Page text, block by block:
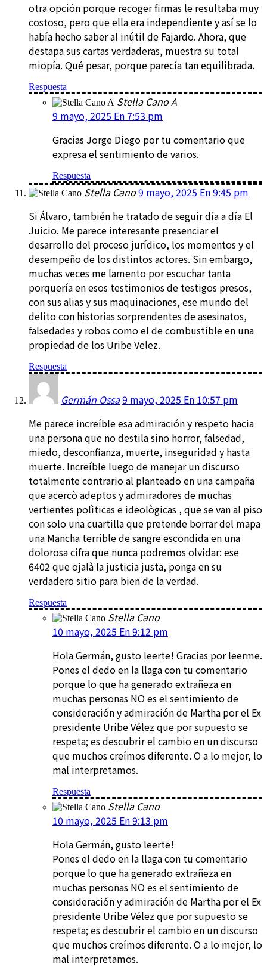
otra opción porque recoger firmas le resultaba muy
costoso, pero que ella era independiente y así se lo
había hecho saber al inútil de Fajardo. Ahora, que
destapa sus cartas verdaderas, muestra su total
miopía. Qué pesar, porque parecía tan equilibrada.
Respuesta
Stella Cano A
9 mayo, 2025 En 7:53 pm
Gracias Jorge Diego por tu comentario que
expresa el sentimiento de varios.
Respuesta
Stella Cano9 mayo, 2025 En 9:45 pm
Si Álvaro, también he tratado de seguir día a día El
Juicio. Me parece interesante presenciar el
desarrollo del proceso jurídico, los momentos y el
desempeño de los distintos actores. Sin embargo,
muchas veces me lamento por escuchar tanta
porquería en esos testimonios de testigos presos,
con sus alias y sus maquinaciones, ese mundo del
delito con historias sorprendentes de asesinatos,
falsedades y robos como el de combustible en una
propiedad de los Uribe Velez.
Respuesta
Germán Ossa9 mayo, 2025 En 10:57 pm
Me parece increíble esa admiración y respeto hacia
una persona que no destila sino horror, falsedad,
miedo, desconfianza, muerte, inseguridad y hasta
muerte. Increíble luego de manejar un discurso
totalmente contrario al planteado en una campaña
que acercò adeptos y admiradores de muchas
vertientes polìticas e ideològicas , que se van al piso
con solo una cuartilla que pretende borrar del mapa
una Mancha terrible de sangre escondida en una
dolorosa cifra que nunca podremos olvidar: ese
6402 que ojalà la justicia justa, ponga en su
verdadero sitio para bien de la verdad.
Respuesta
Stella Cano
10 mayo, 2025 En 9:12 pm
Hola Germán, gusto leerte! Gracias por leerme.
Pones el dedo en la llaga con tu comentario
porque lo que ha generado extrañeza en
muchas personas NO es el sentimiento de
consideración y admiración de Martha por el Ex
presidente Uribe Vélez que por supuesto se
respeta; es descubrir el cambio en un discurso
que muchos creímos diferente. O a lo mejor, lo
mal interpretamos.
Respuesta
Stella Cano
10 mayo, 2025 En 9:13 pm
Hola Germán, gusto leerte!
Pones el dedo en la llaga con tu comentario
porque lo que ha generado extrañeza en
muchas personas NO es el sentimiento de
consideración y admiración de Martha por el Ex
presidente Uribe Vélez que por supuesto se
respeta; es descubrir el cambio en un discurso
que muchos creímos diferente. O a lo mejor, lo
mal interpretamos.